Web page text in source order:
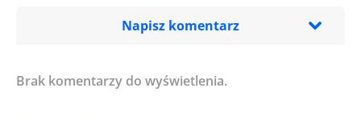
Napisz komentarz
Imię/ Nick*
Brak komentarzy do wyświetlenia.